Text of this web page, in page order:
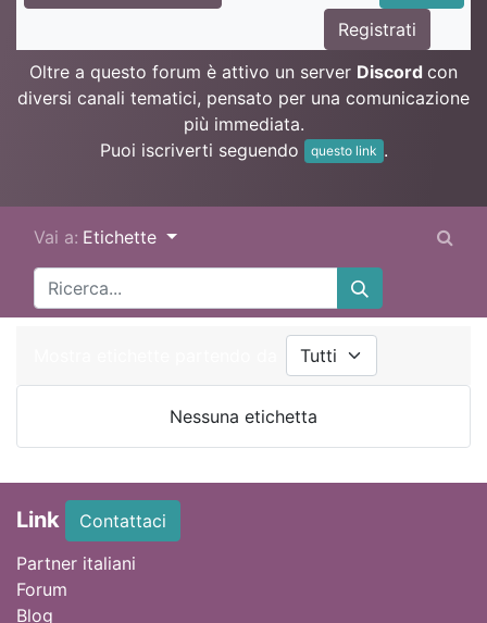
Registrati
Oltre a questo forum è attivo un server Discord con
diversi canali tematici, pensato per una comunicazione
più immediata.
Puoi iscriverti seguendo
questo link .
Vai a: Etichette
Nessuna etichetta
Link
Contattaci
Partner italiani
Forum
Blog